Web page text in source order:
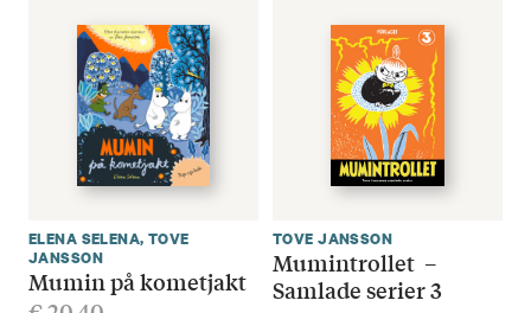
ELENA SELENA, TOVE
JANSSON
Mumin på kometjakt
TOVE JANSSON
Mumintrollet –
Samlade serier 3